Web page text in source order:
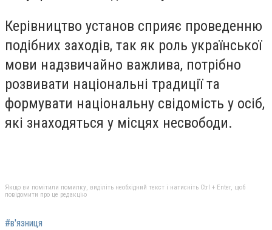
Керівництво установ сприяє проведенню
подібних заходів, так як роль української
мови надзвичайно важлива, потрібно
розвивати національні традиції та
формувати національну свідомість у осіб,
які знаходяться у місцях несвободи.
Якщо ви помітили помилку, виділіть необхідний текст і натисніть Ctrl + Enter, щоб
повідомити про це редакцію
#в'язниця